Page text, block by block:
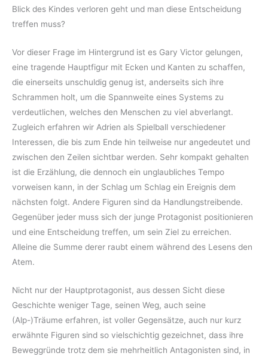
Blick des Kindes verloren geht und man diese Entscheidung
treffen muss?
Vor dieser Frage im Hintergrund ist es Gary Victor gelungen,
eine tragende Hauptfigur mit Ecken und Kanten zu schaffen,
die einerseits unschuldig genug ist, anderseits sich ihre
Schrammen holt, um die Spannweite eines Systems zu
verdeutlichen, welches den Menschen zu viel abverlangt.
Zugleich erfahren wir Adrien als Spielball verschiedener
Interessen, die bis zum Ende hin teilweise nur angedeutet und
zwischen den Zeilen sichtbar werden. Sehr kompakt gehalten
ist die Erzählung, die dennoch ein unglaubliches Tempo
vorweisen kann, in der Schlag um Schlag ein Ereignis dem
nächsten folgt. Andere Figuren sind da Handlungstreibende.
Gegenüber jeder muss sich der junge Protagonist positionieren
und eine Entscheidung treffen, um sein Ziel zu erreichen.
Alleine die Summe derer raubt einem während des Lesens den
Atem.
Nicht nur der Hauptprotagonist, aus dessen Sicht diese
Geschichte weniger Tage, seinen Weg, auch seine
(Alp-)Träume erfahren, ist voller Gegensätze, auch nur kurz
erwähnte Figuren sind so vielschichtig gezeichnet, dass ihre
Beweggründe trotz dem sie mehrheitlich Antagonisten sind, in